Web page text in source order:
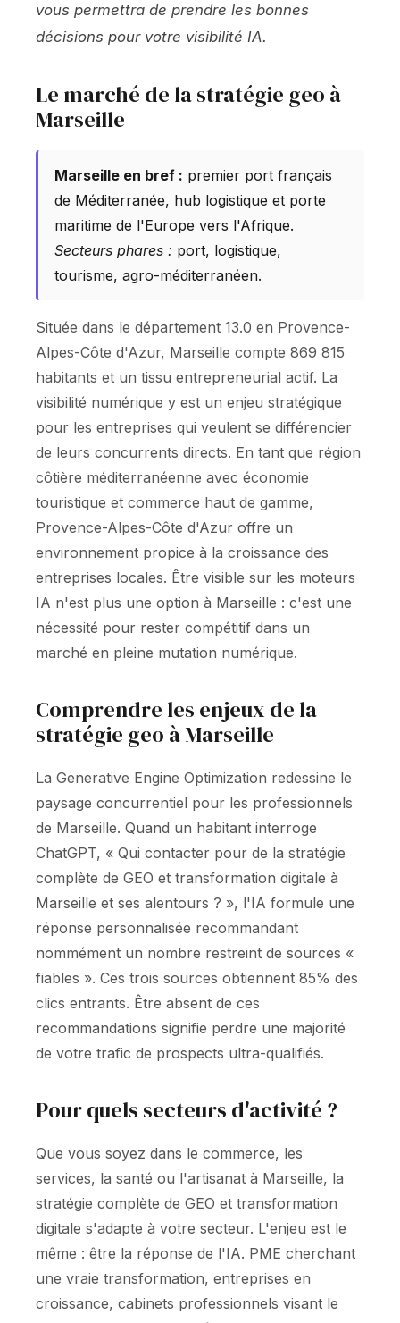
vous permettra de prendre les bonnes
décisions pour votre visibilité IA.
Le marché de la stratégie geo à
Marseille
Marseille en bref : premier port français
de Méditerranée, hub logistique et porte
maritime de l'Europe vers l'Afrique.
Secteurs phares : port, logistique,
tourisme, agro-méditerranéen.
Située dans le département 13.0 en Provence-
Alpes-Côte d'Azur, Marseille compte 869 815
habitants et un tissu entrepreneurial actif. La
visibilité numérique y est un enjeu stratégique
pour les entreprises qui veulent se différencier
de leurs concurrents directs. En tant que région
côtière méditerranéenne avec économie
touristique et commerce haut de gamme,
Provence-Alpes-Côte d'Azur offre un
environnement propice à la croissance des
entreprises locales. Être visible sur les moteurs
IA n'est plus une option à Marseille : c'est une
nécessité pour rester compétitif dans un
marché en pleine mutation numérique.
Comprendre les enjeux de la
stratégie geo à Marseille
La Generative Engine Optimization redessine le
paysage concurrentiel pour les professionnels
de Marseille. Quand un habitant interroge
ChatGPT, « Qui contacter pour de la stratégie
complète de GEO et transformation digitale à
Marseille et ses alentours ? », l'IA formule une
réponse personnalisée recommandant
nommément un nombre restreint de sources «
fiables ». Ces trois sources obtiennent 85% des
clics entrants. Être absent de ces
recommandations signifie perdre une majorité
de votre trafic de prospects ultra-qualifiés.
Pour quels secteurs d'activité ?
Que vous soyez dans le commerce, les
services, la santé ou l'artisanat à Marseille, la
stratégie complète de GEO et transformation
digitale s'adapte à votre secteur. L'enjeu est le
même : être la réponse de l'IA. PME cherchant
une vraie transformation, entreprises en
croissance, cabinets professionnels visant le